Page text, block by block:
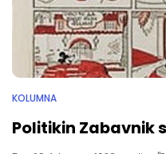
KOLUMNA
Politikin Zabavnik